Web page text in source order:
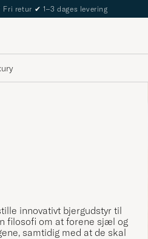
Fri retur ✔ 1–3 dages levering
innovativt bjergudstyr til
filosofi om at forene sjæl og
samtidig med at de skal